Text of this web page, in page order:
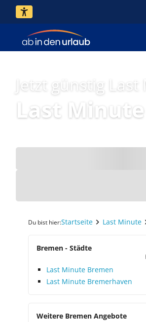
Jetzt günstig
Last
Du bist hier:Startseite Last Minute
Bremen - Städte
Last Minute Bremen
Last Minute Bremerhaven
Weitere Bremen Angebote